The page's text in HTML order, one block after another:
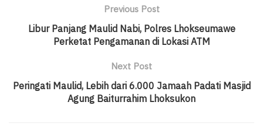
Previous Post
Libur Panjang Maulid Nabi, Polres Lhokseumawe
Perketat Pengamanan di Lokasi ATM
Next Post
Peringati Maulid, Lebih dari 6.000 Jamaah Padati Masjid
Agung Baiturrahim Lhoksukon